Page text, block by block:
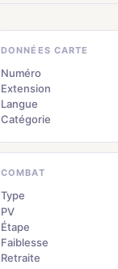
DONNÉES CARTE
Numéro
Extension
Langue
Catégorie
COMBAT
Type
PV
Étape
Faiblesse
Retraite